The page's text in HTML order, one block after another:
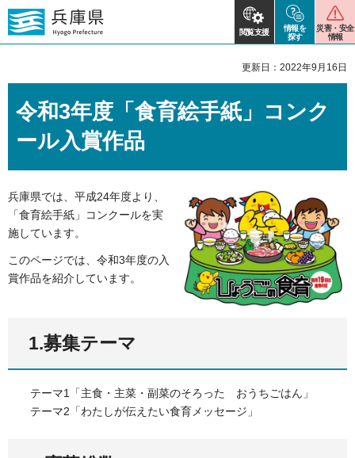
閲覧支援
情報を
探す
災害・安全
情報
更新日：2022年9月16日
令和3年度「食育絵手紙」コンク
ール入賞作品
兵庫県では、平成24年度より、
「食育絵手紙」コンクールを実
施しています。
このページでは、令和3年度の入
賞作品を紹介しています。
1.募集テーマ
テーマ1「主食・主菜・副菜のそろった おうちごはん」
テーマ2「わたしが伝えたい食育メッセージ」